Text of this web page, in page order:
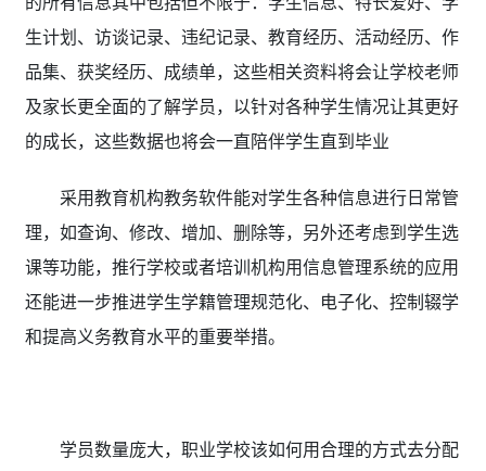
生计划、访谈记录、违纪记录、教育经历、活动经历、作
品集、获奖经历、成绩单，这些相关资料将会让学校老师
及家长更全面的了解学员，以针对各种学生情况让其更好
的成长，这些数据也将会一直陪伴学生直到毕业
采用教育机构教务软件能对学生各种信息进行日常管
理，如查询、修改、增加、删除等，另外还考虑到学生选
课等功能，推行学校或者培训机构用信息管理系统的应用
还能进一步推进学生学籍管理规范化、电子化、控制辍学
和提高义务教育水平的重要举措。
学员数量庞大，职业学校该如何用合理的方式去分配